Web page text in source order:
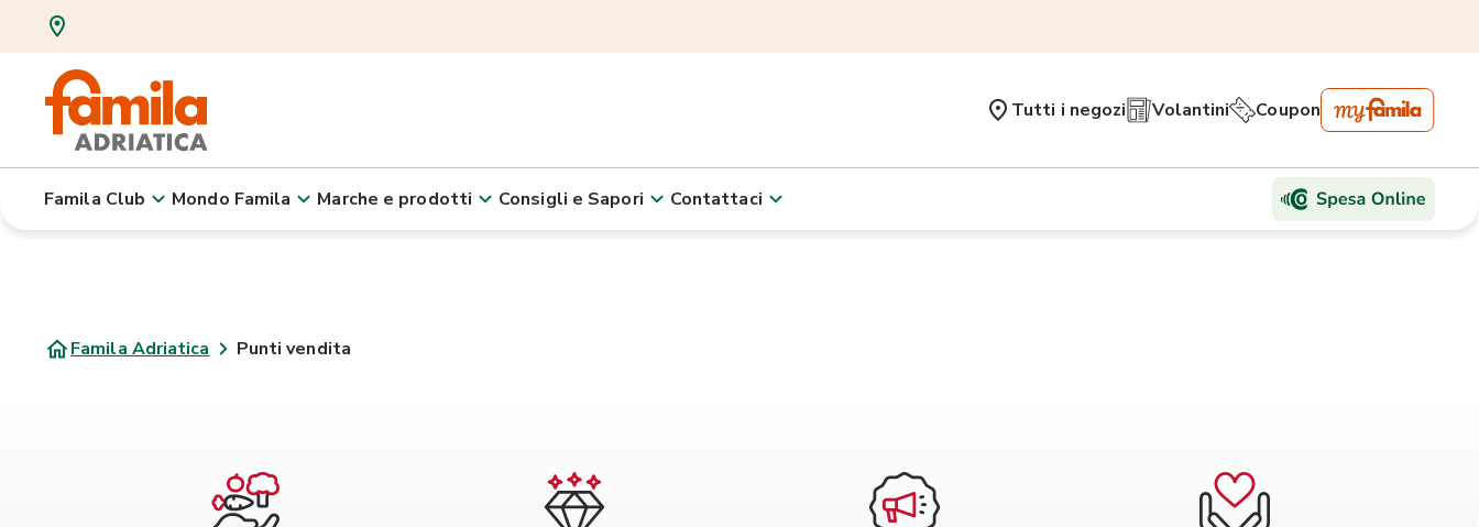
Tutti i negozi Volantini Coupon
Famila Club Mondo Famila Marche e prodotti Consigli e Sapori Contattaci
Famila Adriatica Punti vendita